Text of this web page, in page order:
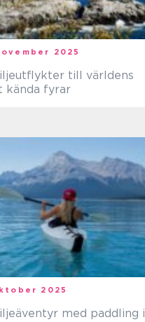
2025
till världens
kända fyrar
2025
med paddling i